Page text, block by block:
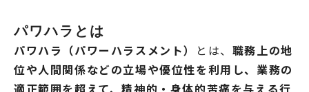
パワハラとは
パワハラ（パワーハラスメント）
とは、 職務上の地
位や人間関係などの立場や優位性を利用し、業務の
適正範囲を超えて、精神的・身体的苦痛を与える行